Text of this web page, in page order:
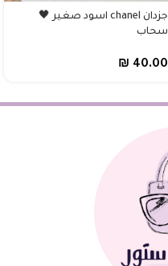
جزدان chanel اسود صغير 🖤
سحاب
₪ 40.00